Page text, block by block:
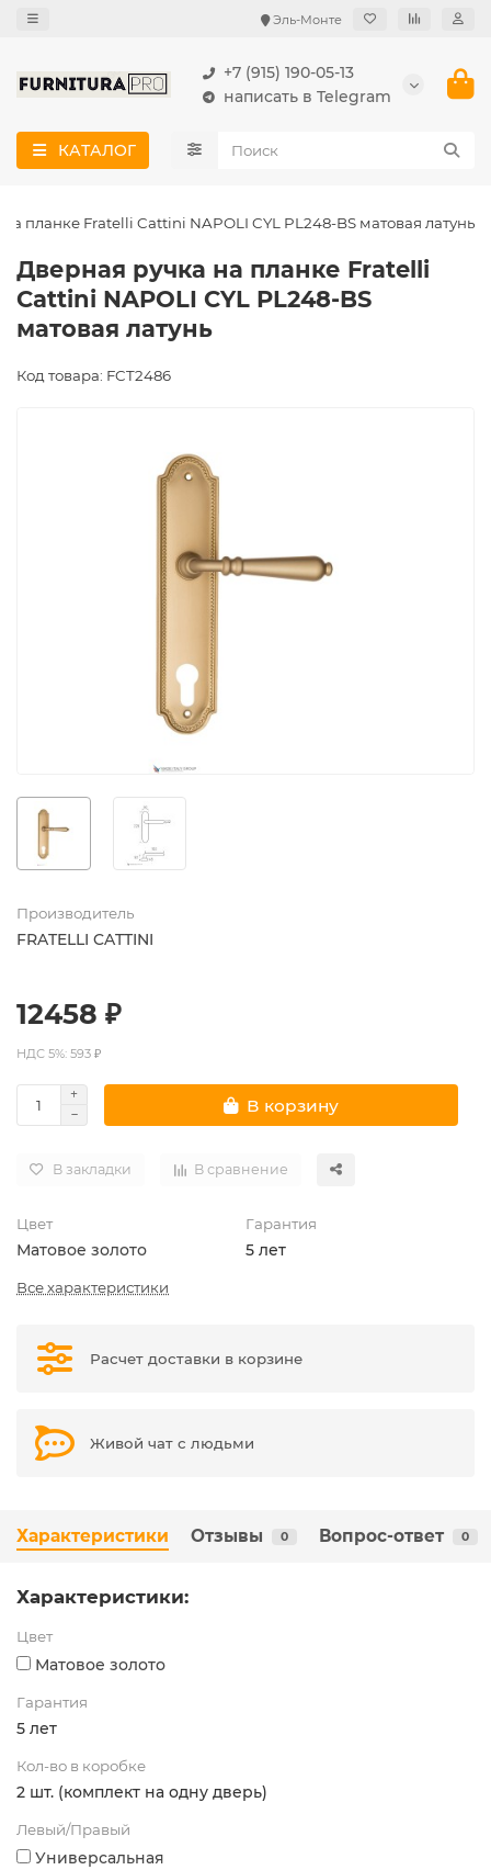
Эль-Монте
+7 (915) 190-05-13
написать в Telegram
КАТАЛОГ
планке Fratelli Cattini NAPOLI CYL PL248-BS матовая латунь
Дверная ручка на планке Fratelli
Cattini NAPOLI CYL PL248-BS
матовая латунь
Код товара: FCT2486
Производитель
FRATELLI CATTINI
12458 ₽
НДС 5%: 593 ₽
В корзину
В закладки В сравнение
Цвет
Матовое золото
Гарантия
5 лет
Все характеристики
Расчет доставки в корзине
Живой чат с людьми
Характеристики Отзывы 0 Вопрос-ответ 0
Характеристики:
Цвет
Матовое золото
Гарантия
5 лет
Кол-во в коробке
2 шт. (комплект на одну дверь)
Левый/Правый
Универсальная